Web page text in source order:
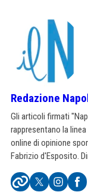
Redazione
Gli articoli firmati
rappresentano la
online di opinione
Fabrizio d'Esposito.